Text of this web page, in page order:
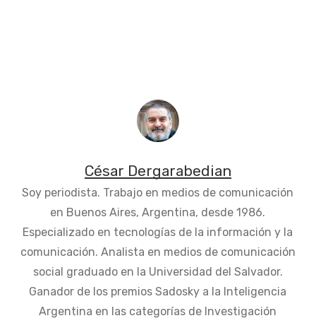
César Dergarabedian
Soy periodista. Trabajo en medios de comunicación
en Buenos Aires, Argentina, desde 1986.
Especializado en tecnologías de la información y la
comunicación. Analista en medios de comunicación
social graduado en la Universidad del Salvador.
Ganador de los premios Sadosky a la Inteligencia
Argentina en las categorías de Investigación